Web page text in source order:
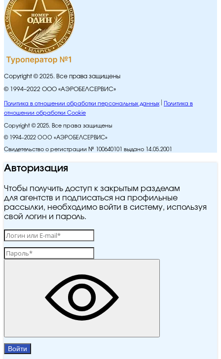
Copyright © 2025. Все права защищены
© 1994–2022 ООО «АЭРОБЕЛСЕРВИС»
Политика в отношении обработки персональных данных
Политика в
отношении обработки Cookie
Copyright © 2025. Все права защищены
© 1994–2022 ООО «АЭРОБЕЛСЕРВИС»
Свидетельство о регистрации № 100640101 выдано 14.05.2001
Авторизация
Чтобы получить доступ к закрытым разделам
для агентств и подписаться на профильные
рассылки, необходимо войти в систему, используя
свой логин и пароль.
Войти